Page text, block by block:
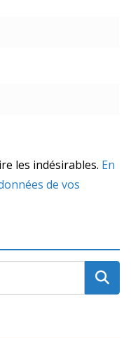
les indésirables. En
de vos